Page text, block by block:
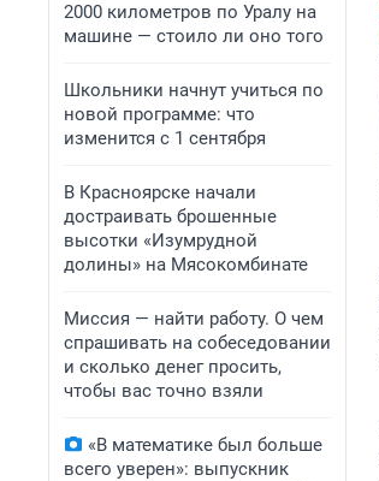
2000 километров по Уралу на
машине — стоило ли оно того
Школьники начнут учиться по
новой программе: что
изменится с 1 сентября
В Красноярске начали
достраивать брошенные
высотки «Изумрудной
долины» на Мясокомбинате
Миссия — найти работу. О чем
спрашивать на собеседовании
и сколько денег просить,
чтобы вас точно взяли
«В математике был больше
всего уверен»: выпускник